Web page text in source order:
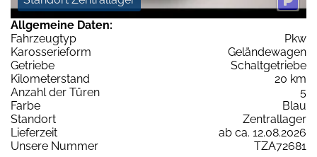
Allgemeine Daten:
Fahrzeugtyp
Pkw
Karosserieform
Geländewagen
Getriebe
Schaltgetriebe
Kilometerstand
20 km
Anzahl der Türen
5
Farbe
Blau
Standort
Zentrallager
Lieferzeit
ab ca. 12.08.2026
Unsere Nummer
TZA72681